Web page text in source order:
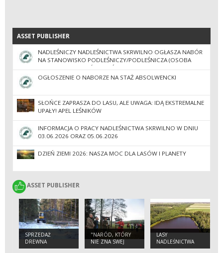
ASSET PUBLISHER
ASSET PUBLISHER
NADLEŚNICZY NADLEŚNICTWA SKRWILNO OGŁASZA NABÓR
NA STANOWISKO PODLEŚNICZY/PODLEŚNICZA (OSOBA
ZAJMUJĄCA SIĘ SZKÓŁKĄ LEŚNĄ)
OGŁOSZENIE O NABORZE NA STAŻ ABSOLWENCKI
SŁOŃCE ZAPRASZA DO LASU, ALE UWAGA: IDĄ EKSTREMALNE
UPAŁY! APEL LEŚNIKÓW
INFORMACJA O PRACY NADLEŚNICTWA SKRWILNO W DNIU
03.06.2026 ORAZ 05.06.2026
DZIEŃ ZIEMI 2026: NASZA MOC DLA LASÓW I PLANETY
ASSET PUBLISHER
ASSET PUBLISHER
SPRZEDAŻ
DREWNA
"NARÓD, KTÓRY
NIE ZNA SWEJ
HISTORII SKAZANY
LASY
NADLEŚNICTWA
SKRWILNO